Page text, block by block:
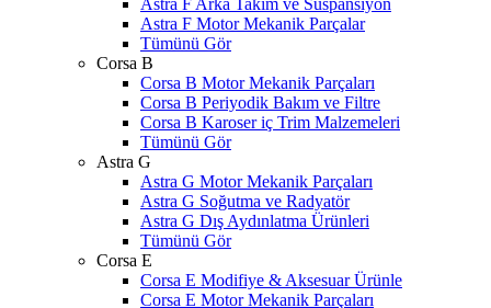
Astra F Arka Takım ve Süspansiyon
Astra F Motor Mekanik Parçalar
Tümünü Gör
Corsa B
Corsa B Motor Mekanik Parçaları
Corsa B Periyodik Bakım ve Filtre
Corsa B Karoser iç Trim Malzemeleri
Tümünü Gör
Astra G
Astra G Motor Mekanik Parçaları
Astra G Soğutma ve Radyatör
Astra G Dış Aydınlatma Ürünleri
Tümünü Gör
Corsa E
Corsa E Modifiye & Aksesuar Ürünle
Corsa E Motor Mekanik Parçaları